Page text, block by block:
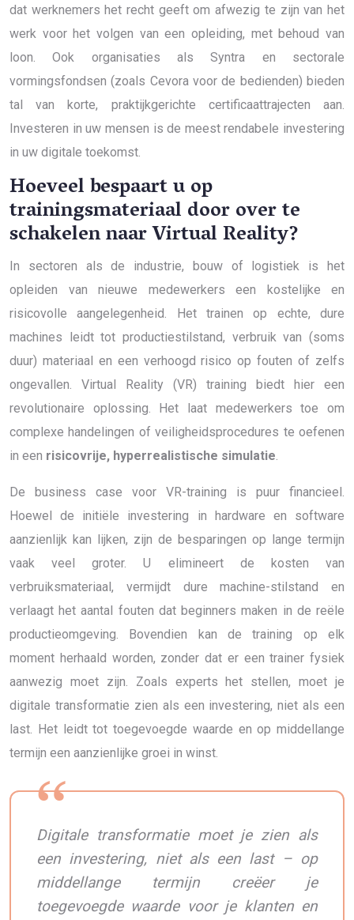
dat werknemers het recht geeft om afwezig te zijn van het
werk voor het volgen van een opleiding, met behoud van
loon. Ook organisaties als Syntra en sectorale
vormingsfondsen (zoals Cevora voor de bedienden) bieden
tal van korte, praktijkgerichte certificaattrajecten aan.
Investeren in uw mensen is de meest rendabele investering
in uw digitale toekomst.
Hoeveel bespaart u op
trainingsmateriaal door over te
schakelen naar Virtual Reality?
In sectoren als de industrie, bouw of logistiek is het
opleiden van nieuwe medewerkers een kostelijke en
risicovolle aangelegenheid. Het trainen op echte, dure
machines leidt tot productiestilstand, verbruik van (soms
duur) materiaal en een verhoogd risico op fouten of zelfs
ongevallen. Virtual Reality (VR) training biedt hier een
revolutionaire oplossing. Het laat medewerkers toe om
complexe handelingen of veiligheidsprocedures te oefenen
in een risicovrije, hyperrealistische simulatie.
De business case voor VR-training is puur financieel.
Hoewel de initiële investering in hardware en software
aanzienlijk kan lijken, zijn de besparingen op lange termijn
vaak veel groter. U elimineert de kosten van
verbruiksmateriaal, vermijdt dure machine-stilstand en
verlaagt het aantal fouten dat beginners maken in de reële
productieomgeving. Bovendien kan de training op elk
moment herhaald worden, zonder dat er een trainer fysiek
aanwezig moet zijn. Zoals experts het stellen, moet je
digitale transformatie zien als een investering, niet als een
last. Het leidt tot toegevoegde waarde en op middellange
termijn een aanzienlijke groei in winst.
Digitale transformatie moet je zien als
een investering, niet als een last – op
middellange termijn creëer je
toegevoegde waarde voor je klanten en